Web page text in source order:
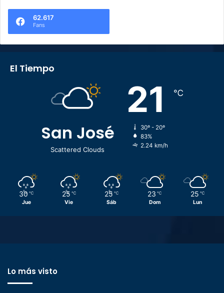
62.617
Fans
El Tiempo
San José
Scattered Clouds
21 ℃
30º - 20º
83%
2.24 km/h
30 ℃
Jue
25 ℃
Vie
25 ℃
Sáb
23 ℃
Dom
25 ℃
Lun
Lo más visto